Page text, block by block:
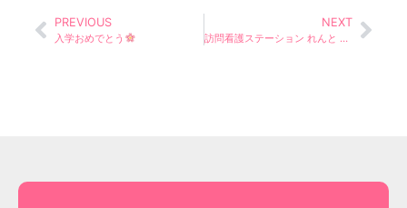
PREVIOUS
入学おめでとう
NEXT
訪問看護ステーション れんと の強み